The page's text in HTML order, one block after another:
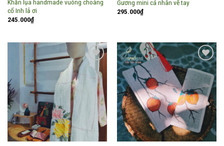
Khăn lụa handmade vuông choàng
cổ Inh lả ơi
245.000₫
Gương mini cá nhân vẽ tay
295.000₫
Add to
wishlist
Add to
wishlist